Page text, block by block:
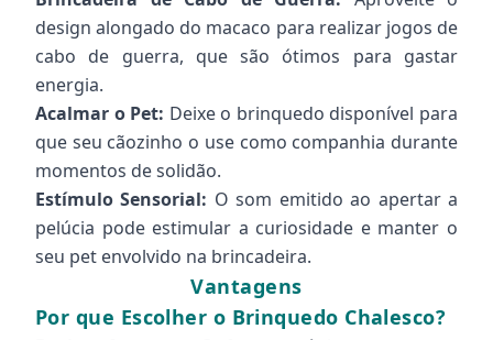
design alongado do macaco para realizar jogos de
cabo de guerra, que são ótimos para gastar
energia.
Acalmar o Pet: Deixe o brinquedo disponível para
que seu cãozinho o use como companhia durante
momentos de solidão.
Estímulo Sensorial: O som emitido ao apertar a
pelúcia pode estimular a curiosidade e manter o
seu pet envolvido na brincadeira.
Vantagens
Por que Escolher o Brinquedo Chalesco?